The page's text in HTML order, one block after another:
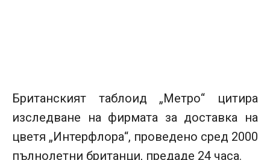
Британският таблоид „Метро“ цитира
изследване на фирмата за доставка на
цветя „Интерфлора“, проведено сред 2000
пълнолетни британци, предаде 24 часа.